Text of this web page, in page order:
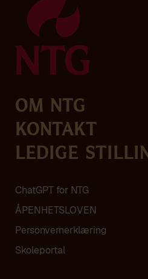
Om NTG
Kontakt
Ledige
ChatGPT for NTG
ÅPENHETSLOVEN
Personvern­erklæring
Skoleportal